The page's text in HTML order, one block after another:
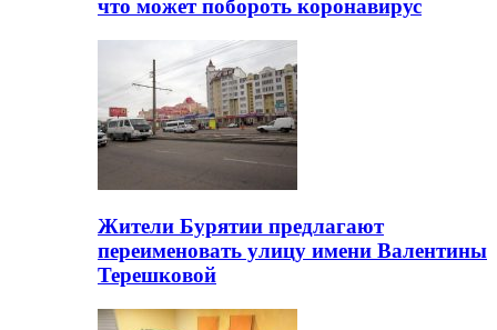
что может побороть коронавирус
Жители Бурятии предлагают
переименовать улицу имени Валентины
Терешковой